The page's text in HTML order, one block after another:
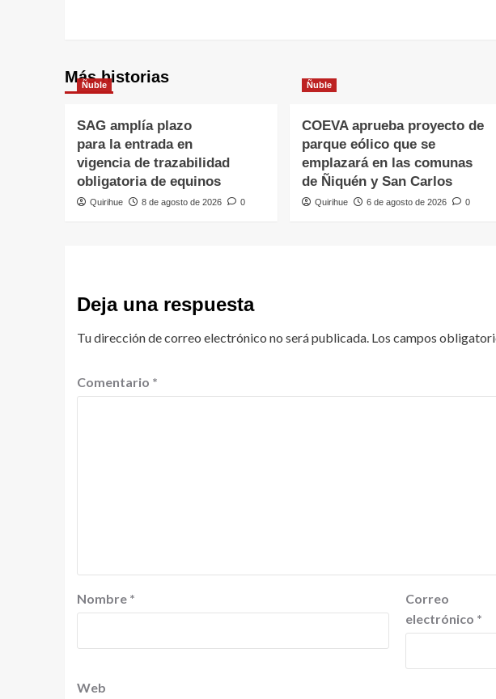
Más historias
Ñuble
SAG amplía plazo
para la entrada en
vigencia de trazabilidad
obligatoria de equinos
Quirihue 8 de agosto de 2026 0
Ñuble
COEVA aprueba proyecto de
parque eólico que se
emplazará en las comunas
de Ñiquén y San Carlos
Quirihue 6 de agosto de 2026 0
Deja una respuesta
Tu dirección de correo electrónico no será publicada. Los campos
Comentario *
Nombre *
Correo
electrónico *
Web